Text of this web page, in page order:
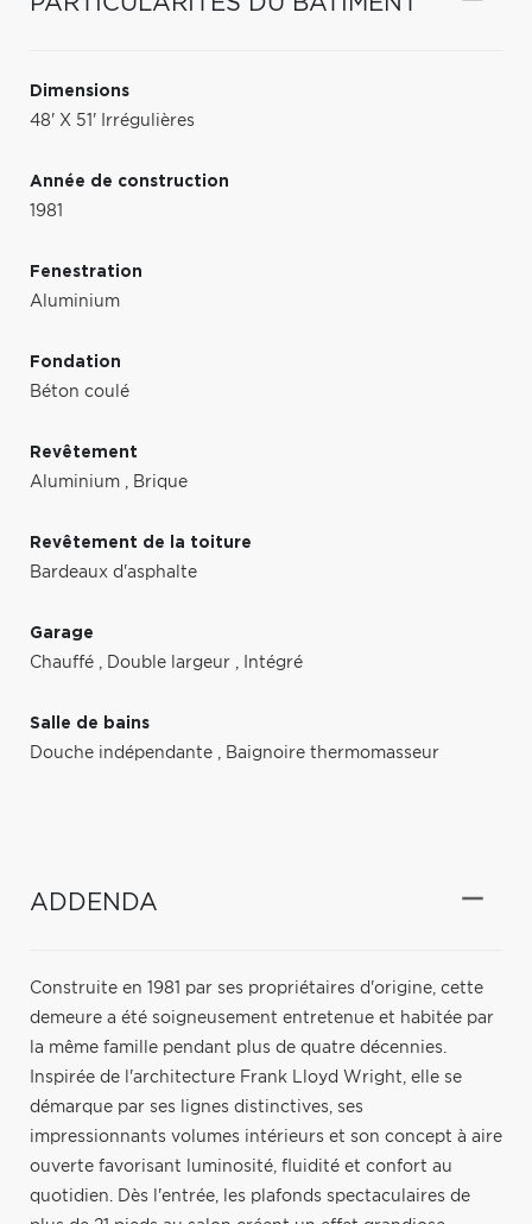
Dimensions
48' X 51' Irrégulières
Année de construction
1981
Fenestration
Aluminium
Fondation
Béton coulé
Revêtement
Aluminium , Brique
Revêtement de la toiture
Bardeaux d'asphalte
Garage
Chauffé , Double largeur , Intégré
Salle de bains
Douche indépendante , Baignoire thermomasseur
ADDENDA
Construite en 1981 par ses propriétaires d'origine, cette
demeure a été soigneusement entretenue et habitée par
la même famille pendant plus de quatre décennies.
Inspirée de l'architecture Frank Lloyd Wright, elle se
démarque par ses lignes distinctives, ses
impressionnants volumes intérieurs et son concept à aire
ouverte favorisant luminosité, fluidité et confort au
quotidien. Dès l'entrée, les plafonds spectaculaires de